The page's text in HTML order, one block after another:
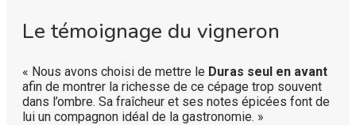
Le témoignage du vigneron
« Nous avons choisi de mettre le Duras seul en avant
afin de montrer la richesse de ce cépage trop souvent
dans l’ombre. Sa fraîcheur et ses notes épicées font de
lui un compagnon idéal de la gastronomie. »